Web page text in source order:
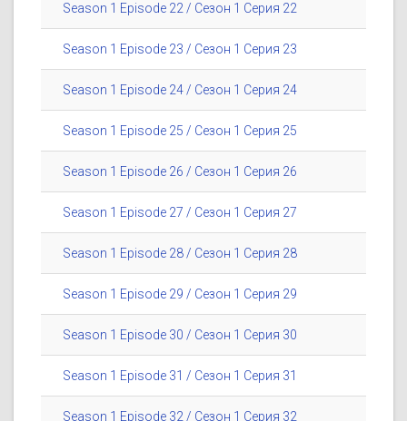
Season 1 Episode 22 / Сезон 1 Серия 22
Season 1 Episode 23 / Сезон 1 Серия 23
Season 1 Episode 24 / Сезон 1 Серия 24
Season 1 Episode 25 / Сезон 1 Серия 25
Season 1 Episode 26 / Сезон 1 Серия 26
Season 1 Episode 27 / Сезон 1 Серия 27
Season 1 Episode 28 / Сезон 1 Серия 28
Season 1 Episode 29 / Сезон 1 Серия 29
Season 1 Episode 30 / Сезон 1 Серия 30
Season 1 Episode 31 / Сезон 1 Серия 31
Season 1 Episode 32 / Сезон 1 Серия 32